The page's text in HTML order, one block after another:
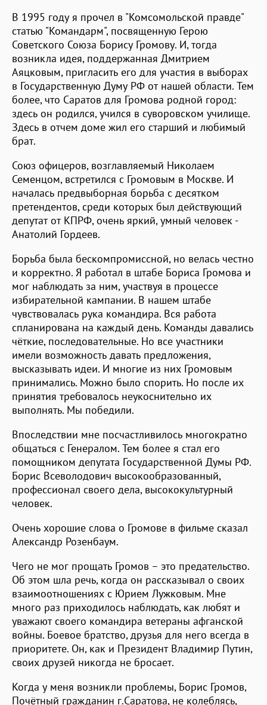
В 1995 году я прочел в "Комсомольской правде"
статью "Командарм", посвященную Герою
Советского Союза Борису Громову. И, тогда
возникла идея, поддержанная Дмитрием
Аяцковым, пригласить его для участия в выборах
в Государственную Думу РФ от нашей области. Тем
более, что Саратов для Громова родной город:
здесь он родился, учился в суворовском училище.
Здесь в отчем доме жил его старший и любимый
брат.
Союз офицеров, возглавляемый Николаем
Семенцом, встретился с Громовым в Москве. И
началась предвыборная борьба с десятком
претендентов, среди которых был действующий
депутат от КПРФ, очень яркий, умный человек -
Анатолий Гордеев.
Борьба была бескомпромиссной, но велась честно
и корректно. Я работал в штабе Бориса Громова и
мог наблюдать за ним, участвуя в процессе
избирательной кампании. В нашем штабе
чувствовалась рука командира. Вся работа
спланирована на каждый день. Команды давались
чёткие, последовательные. Но все участники
имели возможность давать предложения,
высказывать идеи. И многие из них Громовым
принимались. Можно было спорить. Но после их
принятия требовалось неукоснительно их
выполнять. Мы победили.
Впоследствии мне посчастливилось многократно
общаться с Генералом. Тем более я стал его
помощником депутата Государственной Думы РФ.
Борис Всеволодович высокообразованный,
профессионал своего дела, высококультурный
человек.
Очень хорошие слова о Громове в фильме сказал
Александр Розенбаум.
Чего не мог прощать Громов – это предательство.
Об этом шла речь, когда он рассказывал о своих
взаимоотношениях с Юрием Лужковым. Мне
много раз приходилось наблюдать, как любят и
уважают своего командира ветераны афганской
войны. Боевое братство, друзья для него всегда в
приоритете. Он, как и Президент Владимир Путин,
своих друзей никогда не бросает.
Когда у меня возникли проблемы, Борис Громов,
Почётный гражданин г.Саратова, не колеблясь,